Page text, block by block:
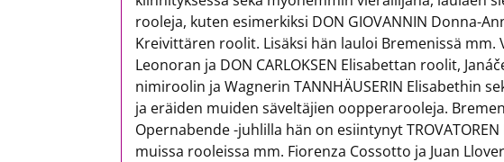
rooleja, kuten esimerkiksi DON GIOVANNIN Donna-
Kreivittären roolit. Lisäksi hän lauloi Bremenissä mm.
Leonoran ja DON CARLOKSEN Elisabettan roolit,
nimiroolin ja Wagnerin TANNHÄUSERIN Elisabethin
ja eräiden muiden säveltäjien oopperarooleja.
Opernabende -juhlilla hän on esiintynyt
muissa rooleissa mm. Fiorenza Cossotto ja Juan